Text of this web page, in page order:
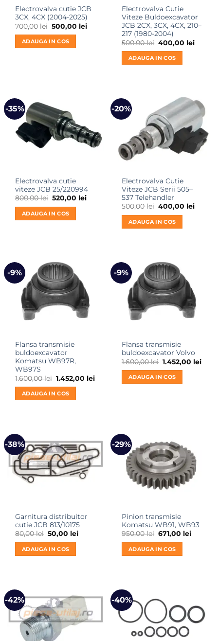
Electrovalva cutie JCB
3CX, 4CX (2004-2025)
700,00lei Prețul
inițial
a
fost:
700,00 lei.
500,00 leiPrețul
ADAUGA IN COS
Electrovalva Cutie
Viteze Buldoexcavator
JCB 2CX, 3CX, 4CX, 210–
217 (1980-2004)
500,00lei Prețul
inițial
a
fost:
500,00 lei.
400,00 leiPrețul
ADAUGA IN COS
-35%
Electrovalva cutie
viteze JCB 25/220994
800,00lei Prețul
inițial
a
fost:
800,00 lei.
520,00 leiPrețul
ADAUGA IN COS
-20%
Electrovalva Cutie
Viteze JCB Serii 505–
537 Telehandler
500,00lei Prețul
inițial
a
fost:
500,00 lei.
400,00 leiPrețul
ADAUGA IN COS
-9%
Flansa transmisie
buldoexcavator
Komatsu WB97R,
WB97S
1.600,00lei Prețul
inițial
a
fost:
1.600,00 lei.
1.452,00 leiPrețul
ADAUGA IN COS
-9%
Flansa transmisie
buldoexcavator Volvo
1.600,00lei Prețul
inițial
a
fost:
1.600,00 lei.
1.452,00 lei
ADAUGA IN COS
-38%
Garnitura distribuitor
cutie JCB 813/10175
80,00lei Prețul
inițial
a
fost:
80,00 lei.
50,00 leiPrețul
ADAUGA IN COS
-29%
Pinion transmisie
Komatsu WB91, WB93
950,00lei Prețul
inițial
a
fost:
950,00 lei.
671,00 leiPrețul
ADAUGA IN COS
-42% -40%